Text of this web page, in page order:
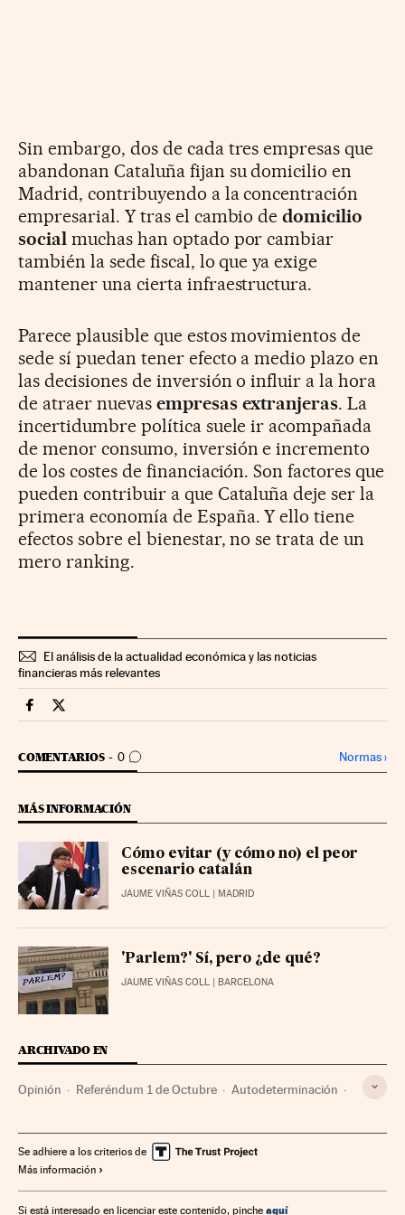
Sin embargo, dos de cada tres empresas que
abandonan Cataluña fijan su domicilio en
Madrid, contribuyendo a la concentración
empresarial. Y tras el cambio dedomicilio
socialmuchas han optado por cambiar
también la sede fiscal, lo que ya exige
mantener una cierta infraestructura.
Parece plausible que estos movimientos de
sede sí puedan tener efecto a medio plazo en
las decisiones de inversión o influir a la hora
de atraer nuevas empresas extranjeras. La
incertidumbre política suele ir acompañada
de menor consumo, inversión e incremento
de los costes de financiación. Son factores que
pueden contribuir a que Cataluña deje ser la
primera economía de España. Y ello tiene
efectos sobre el bienestar, no se trata de un
mero ranking.
El análisis de la actualidad económica y las noticias
financieras más relevantes
Economia Cinco Días en Facebook
Economia Cinco Días en Twitter
COMENTARIOS 0
IR A LOS COMENTARIOS Normas›
MÁS INFORMACIÓN
Cómo evitar (y cómo no) el peor
escenario catalán
JAUME VIÑAS COLL | MADRID
'Parlem?' Sí, pero ¿de qué?
JAUME VIÑAS COLL | BARCELONA
ARCHIVADO EN
Opinión Referéndum 1 de Octubre Autodeterminación
Conflictos políticos Elecciones Gobierno autonómico
Administración autonómica Administración pública
Se adhiere a los criterios de
Más información
Si está interesado en licenciar este contenido, pinche aquí